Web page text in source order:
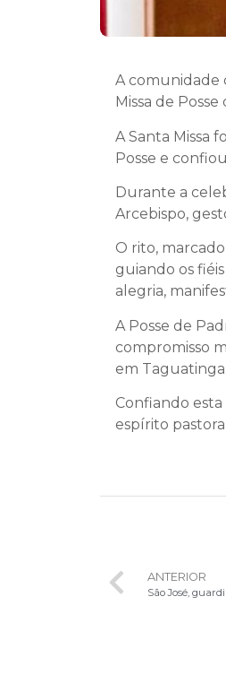
A comunidade
Missa de
A Santa Missa
Posse e
Durante a
Arcebispo,
O rito,
guiando os
alegria,
A Posse de
compromisso
em Taguatinga.
Confiando
espírito
ANTERIOR
São José,